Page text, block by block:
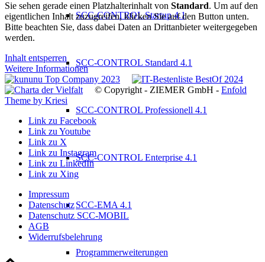
SCC-CONTROL Startup 4.1
SCC-CONTROL Standard 4.1
SCC-CONTROL Professionell 4.1
SCC-CONTROL Enterprise 4.1
SCC-EMA 4.1
Programmerweiterungen
Sie sehen gerade einen Platzhalterinhalt von Standard. Um auf den
eigentlichen Inhalt zuzugreifen, klicken Sie auf den Button unten.
Bitte beachten Sie, dass dabei Daten an Drittanbieter weitergegeben
werden.
Inhalt entsperren
Weitere Informationen
© Copyright - ZIEMER GmbH - Enfold
Theme by Kriesi
Link zu Facebook
Link zu Youtube
Link zu X
Link zu Instagram
Link zu LinkedIn
Link zu Xing
Impressum
Datenschutz
Datenschutz SCC-MOBIL
AGB
Widerrufsbelehrung